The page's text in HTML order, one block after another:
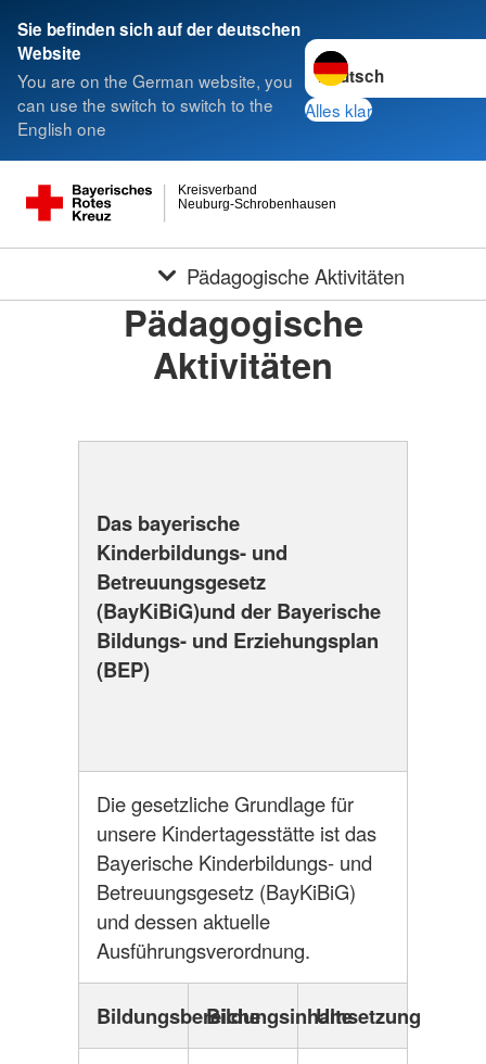
Sie befinden sich auf der deutschen
Website
You are on the German website, you
can use the switch to switch to the
English one
Sprache wechseln zu
Alles klar
Neuburg-Schrobenhausen
Kreisverband
Pädagogische Aktivitäten
Pädagogische
Aktivitäten
Das bayerische
Kinderbildungs- und
Betreuungsgesetz
(BayKiBiG)und der Bayerische
Bildungs- und Erziehungsplan
(BEP)
Die gesetzliche Grundlage für
unsere Kindertagesstätte ist das
Bayerische Kinderbildungs- und
Betreuungsgesetz (BayKiBiG)
und dessen aktuelle
Ausführungsverordnung.
BildungsbereicheBildungsinhalteUmsetzung